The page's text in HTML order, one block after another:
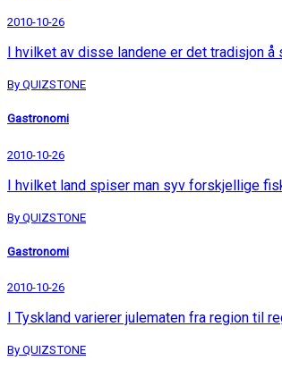
2010-10-26
I hvilket av disse landene er det tradisjon
By QUIZSTONE
Gastronomi
2010-10-26
I hvilket land spiser man syv forskjellige
By QUIZSTONE
Gastronomi
2010-10-26
I Tyskland varierer julematen fra region til
By QUIZSTONE